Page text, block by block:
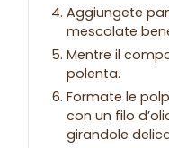
Aggiungete
mescolate
Mentre il
polenta.
Formate le
con un filo
girandole